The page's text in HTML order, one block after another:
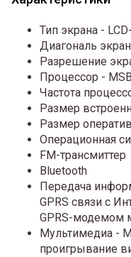
Тип экрана -
Диагональ
Разрешение
Процессор -
Частота
Размер
Размер
Операционная
FM-трансмиттер
Bluetooth
Передача
GPRS связи с
GPRS-модемом
Мультимедиа -
проигрывание